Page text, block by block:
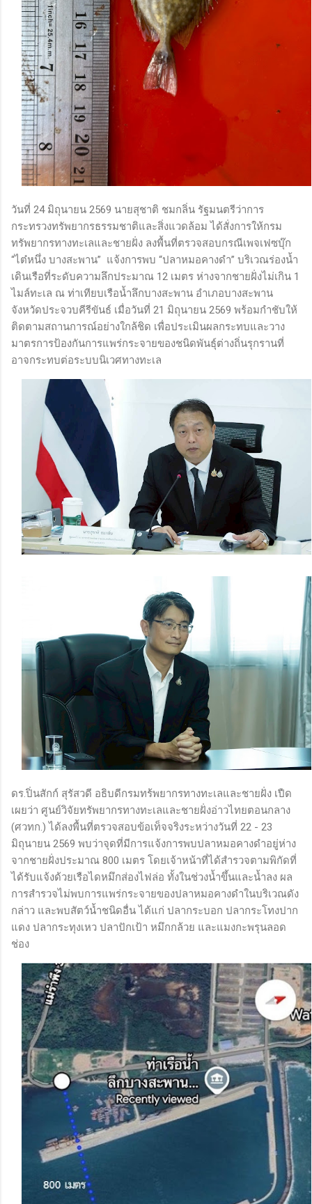
วันที่ 24 มิถุนายน 2569 นายสุชาติ ชมกลิ่น รัฐมนตรีว่าการ
กระทรวงทรัพยากรธรรมชาติและสิ่งแวดล้อม ได้สั่งการให้กรม
ทรัพยากรทางทะเลและชายฝั่ง ลงพื้นที่ตรวจสอบกรณีเพจเฟซบุ๊ก
“ไต๋หนึ่ง บางสะพาน” แจ้งการพบ “ปลาหมอคางดำ” บริเวณร่องน้ำ
เดินเรือที่ระดับความลึกประมาณ 12 เมตร ห่างจากชายฝั่งไม่เกิน 1
ไมล์ทะเล ณ ท่าเทียบเรือน้ำลึกบางสะพาน อำเภอบางสะพาน
จังหวัดประจวบคีรีขันธ์ เมื่อวันที่ 21 มิถุนายน 2569 พร้อมกำชับให้
ติดตามสถานการณ์อย่างใกล้ชิด เพื่อประเมินผลกระทบและวาง
มาตรการป้องกันการแพร่กระจายของชนิดพันธุ์ต่างถิ่นรุกรานที่
อาจกระทบต่อระบบนิเวศทางทะเล
ดร.ปิ่นสักก์ สุรัสวดี อธิบดีกรมทร้พยากรทางทะเลและชายฝั่ง เปืด
เผยว่า ศูนย์วิจัยทรัพยากรทางทะเลและชายฝั่งอ่าวไทยตอนกลาง
(ศวทก.) ได้ลงพื้นที่ตรวจสอบข้อเท็จจริงระหว่างวันที่ 22 - 23
มิถุนายน 2569 พบว่าจุดที่มีการแจ้งการพบปลาหมอคางดำอยู่ห่าง
จากชายฝั่งประมาณ 800 เมตร โดยเจ้าหน้าที่ได้สำรวจตามพิกัดที่
ได้รับแจ้งด้วยเรือไดหมึกส่องไฟล่อ ทั้งในช่วงน้ำขึ้นและน้ำลง ผล
การสำรวจไม่พบการแพร่กระจายของปลาหมอคางดำในบริเวณดัง
กล่าว และพบสัตว์น้ำชนิดอื่น ได้แก่ ปลากระบอก ปลากระโทงปาก
แดง ปลากระทุงเหว ปลาปักเป้า หมึกกล้วย และแมงกะพรุนลอด
ช่อง